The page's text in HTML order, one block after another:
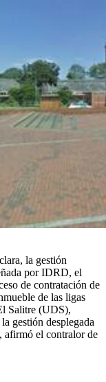
la gestión
por IDRD, el
de contratación de
de las ligas
Salitre (UDS),
gestión desplegada
afirmó el contralor de